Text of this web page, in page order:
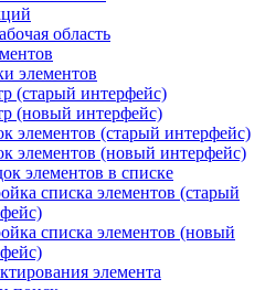
область
элементов
(старый интерфейс)
(новый интерфейс)
элементов (старый интерфейс)
элементов (новый интерфейс)
элементов в списке
списка элементов (старый
списка элементов (новый
элемента